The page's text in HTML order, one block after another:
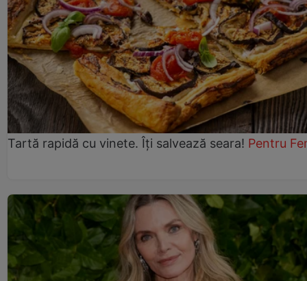
Tartă rapidă cu vinete. Îți salvează seara! Pentru